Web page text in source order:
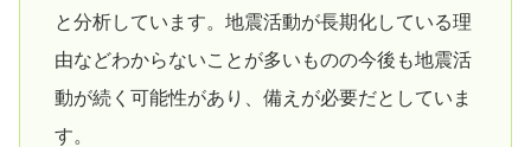
と分析しています。地震活動が長期化している理
由などわからないことが多いものの今後も地震活
動が続く可能性があり、備えが必要だとしていま
す。